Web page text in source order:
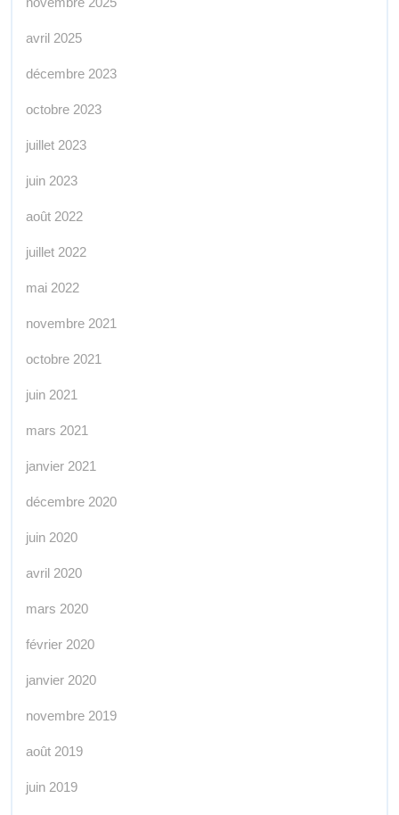
avril 2025
décembre 2023
octobre 2023
juillet 2023
juin 2023
août 2022
juillet 2022
mai 2022
novembre 2021
octobre 2021
juin 2021
mars 2021
janvier 2021
décembre 2020
juin 2020
avril 2020
mars 2020
février 2020
janvier 2020
novembre 2019
août 2019
juin 2019